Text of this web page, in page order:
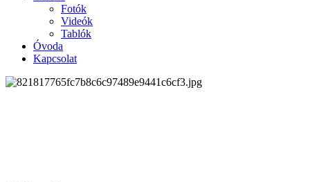
Fotók
Videók
Tablók
Óvoda
Kapcsolat